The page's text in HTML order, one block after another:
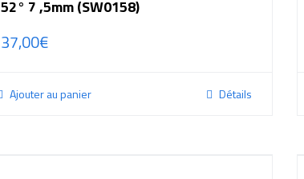
52° 7 ,5mm (SW0158)
37,00€
Ajouter au panier Détails